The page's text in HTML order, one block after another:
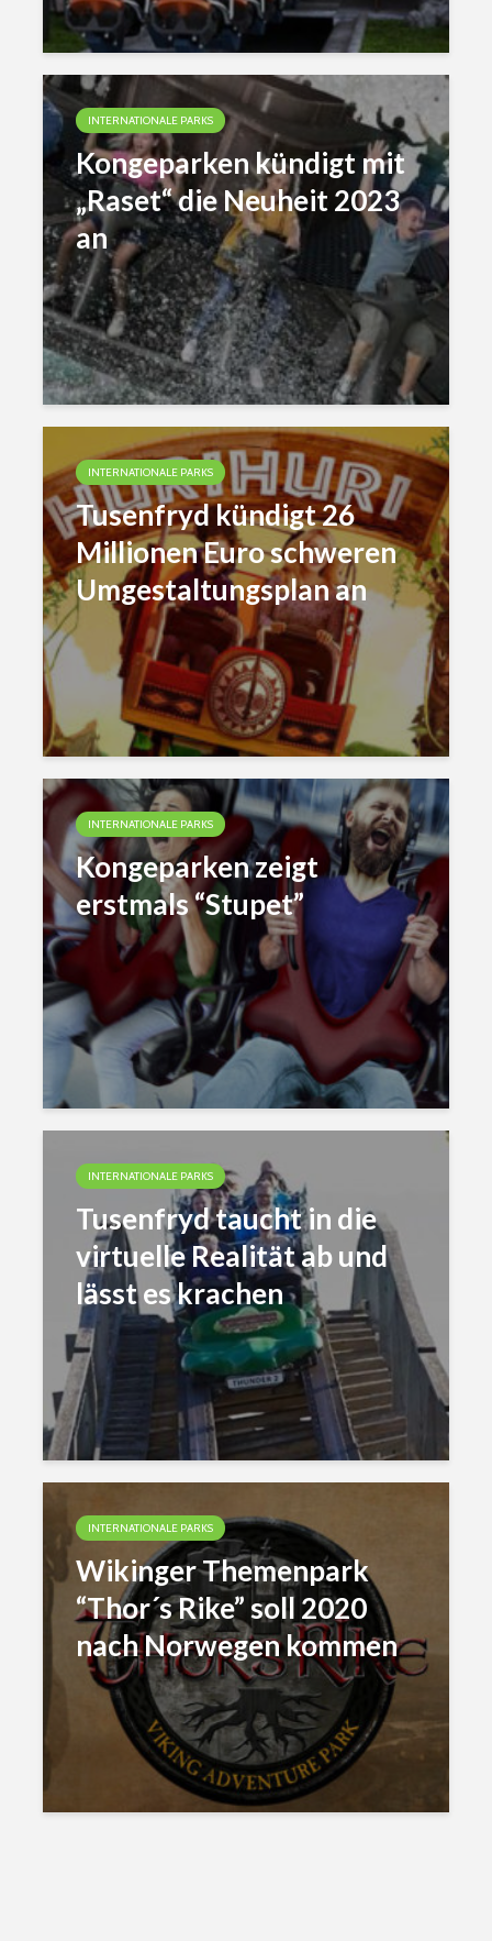
INTERNATIONALE PARKS
Kongeparken kündigt mit
„Raset“ die Neuheit 2023
an
INTERNATIONALE PARKS
Tusenfryd kündigt 26
Millionen Euro schweren
Umgestaltungsplan an
INTERNATIONALE PARKS
Kongeparken zeigt
erstmals “Stupet”
INTERNATIONALE PARKS
Tusenfryd taucht in die
virtuelle Realität ab und
lässt es krachen
INTERNATIONALE PARKS
Wikinger Themenpark
“Thor´s Rike” soll 2020
nach Norwegen kommen